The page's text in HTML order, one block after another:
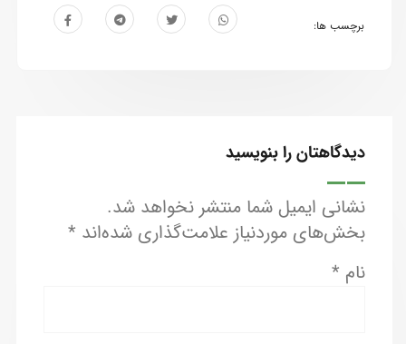
برچسب ها:
دیدگاهتان را بنویسید
نشانی ایمیل شما منتشر نخواهد شد.
بخش‌های موردنیاز علامت‌گذاری شده‌اند *
نام *